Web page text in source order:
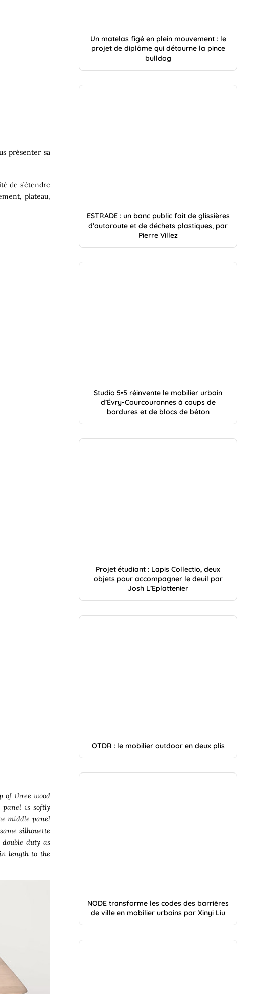
présenter sa
de s’étendre
plateau,
of three wood
panel is softly
middle panel
silhouette
duty as
length to the
Un matelas figé en plein mouvement : le
projet de diplôme qui détourne la pince
bulldog
ESTRADE : un banc public fait de glissières
d’autoroute et de déchets plastiques, par
Pierre Villez
Studio 5•5 réinvente le mobilier urbain
d’Évry-Courcouronnes à coups de
bordures et de blocs de béton
Projet étudiant : Lapis Collectio, deux
objets pour accompagner le deuil par
Josh L’Eplattenier
OTDR : le mobilier outdoor en deux plis
NODE transforme les codes des barrières
de ville en mobilier urbains par Xinyi Liu